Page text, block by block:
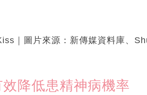
｜圖片來源：新傳媒資料庫、
降低患精神病機率